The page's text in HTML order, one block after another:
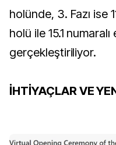
holünde, 3. Fazı ise
holü ile 15.1
gerçekleştiriliyor.
İHTİYAÇLAR VE